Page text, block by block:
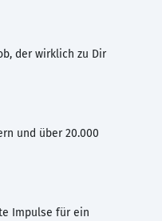
der wirklich zu Dir
und über 20.000
Impulse für ein